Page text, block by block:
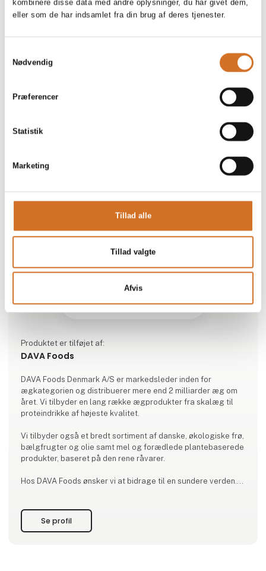
kombinere disse data med andre oplysninger, du har givet dem,
eller som de har indsamlet fra din brug af deres tjenester.
Nødvendig
Præferencer
Statistik
Marketing
Tillad alle
Tillad valgte
Afvis
På messen
Fermenterede bælgfrugter
Dette produkt kan opleves på udstillerens stand på messen
Produktet er tilføjet af:
DAVA Foods
DAVA Foods Denmark A/S er markedsleder inden for
ægkategorien og distribuerer mere end 2 milliarder æg om
året. Vi tilbyder en lang række ægprodukter fra skalæg til
proteindrikke af højeste kvalitet.
Vi tilbyder også et bredt sortiment af danske, økologiske frø,
bælgfrugter og olie samt mel og forædlede plantebaserede
produkter, baseret på den rene råvarer.
Hos DAVA Foods ønsker vi at bidrage til en sundere verden.
Se profil